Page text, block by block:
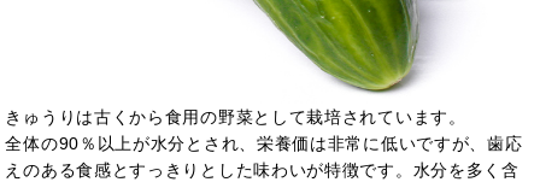
きゅうりは古くから食用の野菜として栽培されています。
全体の90％以上が水分とされ、栄養価は非常に低いですが、歯応
えのある食感とすっきりとした味わいが特徴です。水分を多く含